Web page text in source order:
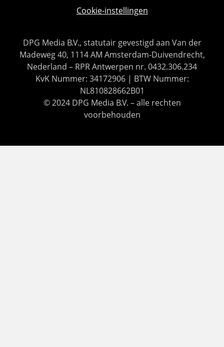
Cookie-instellingen
DPG Media B.V., statutair gevestigd aan Van der
Madeweg 40, 1114 AM Amsterdam-Duivendrecht,
Nederland – RPR Antwerpen nr. 0432.306.234
KvK Nummer: 34172906 | BTW Nummer:
NL810828662B01
© 2024 DPG Media B.V. – alle rechten
voorbehouden